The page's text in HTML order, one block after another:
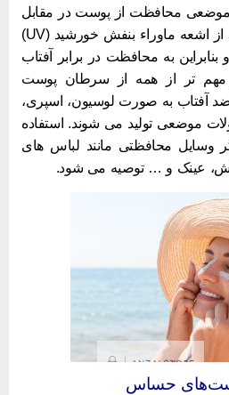
محافظت از پوست در مقابل
نور خورشید است که بخشی از اشعه ماوراء بنفش خورشید (UV)
به محافظت در برابر آفتاب
تر از همه از سرطان پوست
به صورت لوسیون، اسپری،
موضعی تولید می شوند. استفاده
محافظتی مانند لباس های
عینک و … توصیه می شود.
حساس